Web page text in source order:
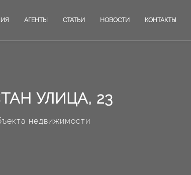
АГЕНТЫ СТАТЬИ НОВОСТИ КОНТАКТЫ
УЛИЦА, 23
недвижимости